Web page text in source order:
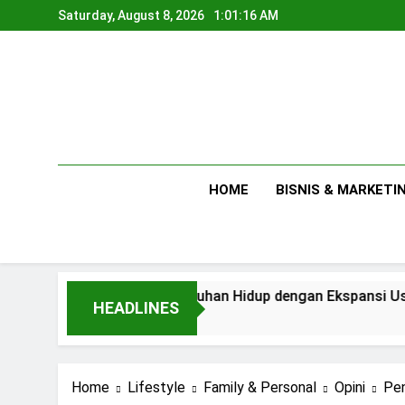
to
Saturday, August 8, 2026 1:01:18 AM
HOME BISNIS &
HEADLINES
Hidup dengan Ekspansi Usaha Tips
Home Lifestyle Family & Personal Opini